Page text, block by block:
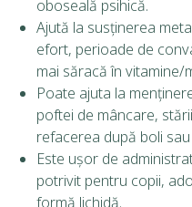
oboseală psihică.
Ajută la susținerea
efort, perioade de
mai săracă în vitamine/
Poate ajuta la
poftei de mâncare,
refacerea după boli
Este ușor de
potrivit pentru copii,
formă lichidă.